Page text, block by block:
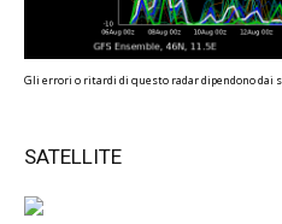
Gli errori o ritardi di questo radar dipendono dai
SATELLITE